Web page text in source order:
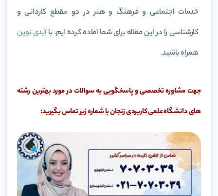
خدمات اجتماعی و فرهنگ و هنر در دو مقطع کاردانی و
کارشناسی را در این مقاله برای شما آماده کرده ایم. باآیدی نوین
همراه باشید.
جهت مشاوره تخصصی و پاسخگویی به سوالات در مورد بهترین رشته
های دانشگاه علمی کاربردی زنجان با شماره زیر تماس بگیرید: